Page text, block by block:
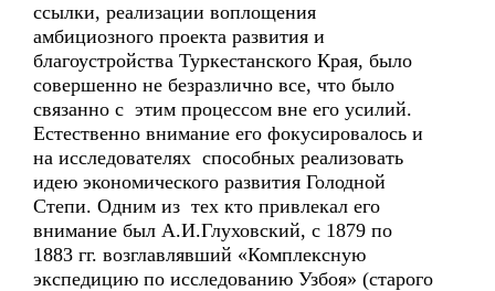
ссылки, реализации воплощения
амбициозного проекта развития и
благоустройства Туркестанского Края, было
совершенно не безразлично все, что было
связанно с этим процессом вне его усилий.
Естественно внимание его фокусировалось и
на исследователях способных реализовать
идею экономического развития Голодной
Степи. Одним из тех кто привлекал его
внимание был А.И.Глуховский, с 1879 по
1883 гг. возглавлявший «Комплексную
экспедицию по исследованию Узбоя» (старого